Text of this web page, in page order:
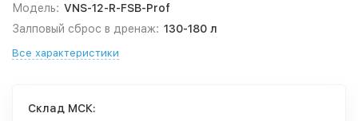
Модель: VNS-12-R-FSB-Prof
Залповый сброс в дренаж: 130-180 л
Все характеристики
Cклад МСК: